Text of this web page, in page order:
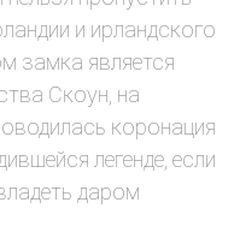
и ирландского
замка является
Скоун, на
коронация
легенде, если
даром